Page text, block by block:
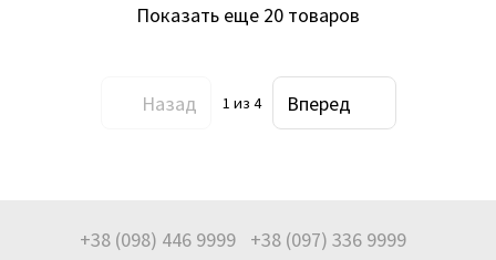
Показать еще 20 товаров
Назад 1 из 4 Вперед
+38 (098) 446 9999 +38 (097) 336 9999